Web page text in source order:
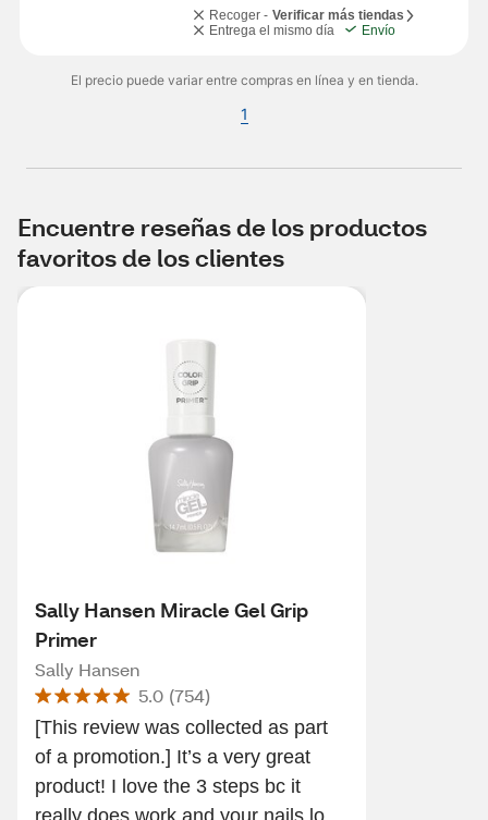
Recoger - Verificar más tiendas
Entrega el mismo día
Envío
El precio puede variar entre compras en línea y en tienda.
1
Encuentre reseñas de los productos
favoritos de los clientes
Sally Hansen Miracle Gel Grip
Primer
Sally Hansen
5.0 (754)
[This review was collected as part
of a promotion.] It’s a very great
product! I love the 3 steps bc it
really does work and your nails lo...